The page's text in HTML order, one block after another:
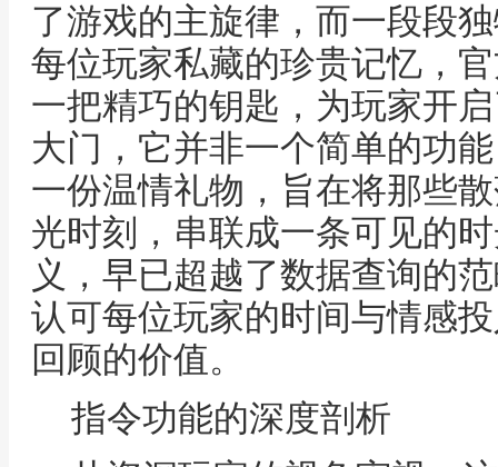
了游戏的主旋律，而一段段
每位玩家私藏的珍贵记忆，
一把精巧的钥匙，为玩家开
大门，它并非一个简单的功
一份温情礼物，旨在将那些
光时刻，串联成一条可见的
义，早已超越了数据查询的
认可每位玩家的时间与情感
回顾的价值。
指令功能的深度剖析